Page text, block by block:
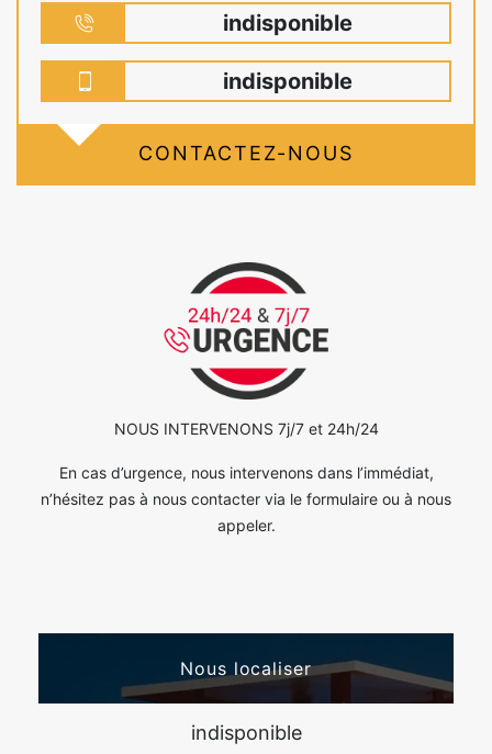
indisponible
indisponible
CONTACTEZ-NOUS
NOUS INTERVENONS 7j/7 et 24h/24
En cas d’urgence, nous intervenons dans l’immédiat,
n’hésitez pas à nous contacter via le formulaire ou à nous
appeler.
Nous localiser
indisponible